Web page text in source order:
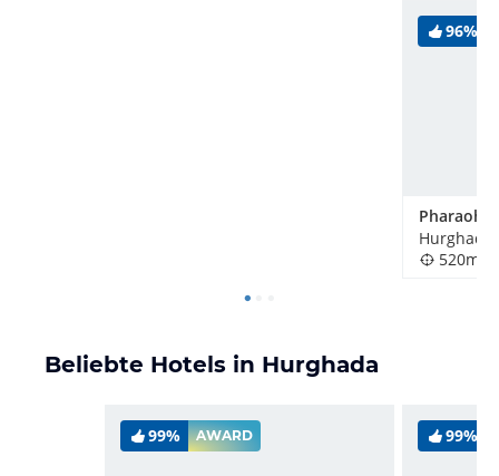
96%
520m
Beliebte Hotels in Hurghada
99% AWARD 99%